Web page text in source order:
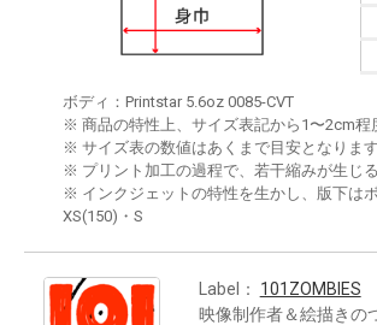
ボディ：Printstar 5.6oz 0085-CVT
※ 商品の特性上、サイズ表記から1〜2cm程
※ サイズ表の数値はあくまで目安となりま
※ プリント加工の過程で、若干縮みが生じ
※ インクジェットの特性を生かし、版下は
XS(150)・S
Label： 101ZOMBIES
映像制作者＆絵描きの